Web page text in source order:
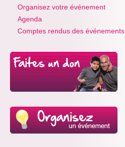
Organisez votre événement
Agenda
Comptes rendus des événements